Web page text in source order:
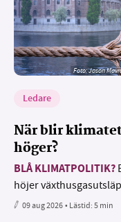
Foto: Jason
Ledare
När blir
höger?
BLÅ KLIMATPOLITIK?
höjer
09 aug 2026• Lästid:5 min